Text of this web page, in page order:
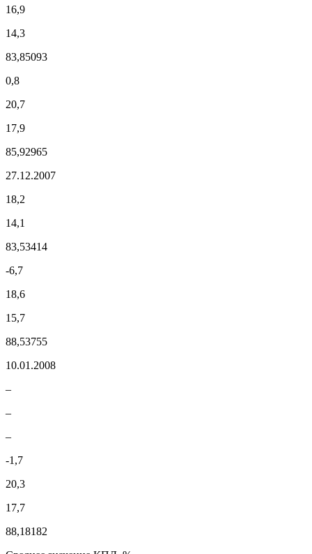
16,9
14,3
83,85093
0,8
20,7
17,9
85,92965
27.12.2007
18,2
14,1
83,53414
-6,7
18,6
15,7
88,53755
10.01.2008
–
–
–
-1,7
20,3
17,7
88,18182